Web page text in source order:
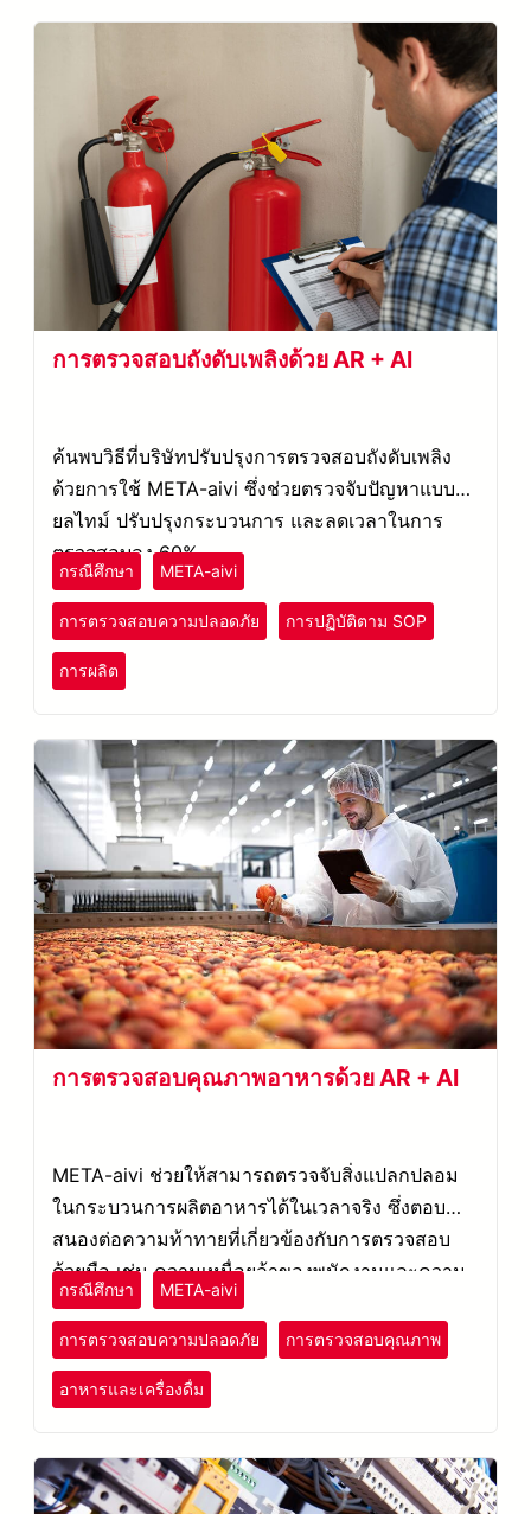
การตรวจสอบถังดับเพลิงด้วย AR + AI
ค้นพบวิธีที่บริษัทปรับปรุงการตรวจสอบถังดับเพลิง
ด้วยการใช้ META-aivi ซึ่งช่วยตรวจจับปัญหาแบบเรี
ยลไทม์ ปรับปรุงกระบวนการ และลดเวลาในการ
ตรวจสอบลง 60%
กรณีศึกษา META-aivi
การตรวจสอบความปลอดภัย การปฏิบัติตาม SOP
การผลิต
การตรวจสอบคุณภาพอาหารด้วย AR + AI
META-aivi ช่วยให้สามารถตรวจจับสิ่งแปลกปลอม
ในกระบวนการผลิตอาหารได้ในเวลาจริง ซึ่งตอบ
สนองต่อความท้าทายที่เกี่ยวข้องกับการตรวจสอบ
ด้วยมือ เช่น ความเหนื่อยล้าของพนักงานและความ
เสี่ยงจากข้อผิดพลาดของมนุษย์
กรณีศึกษา META-aivi
การตรวจสอบความปลอดภัย การตรวจสอบคุณภาพ
อาหารและเครื่องดื่ม